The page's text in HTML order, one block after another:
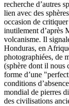
recherche d’autres
lien avec des
occasion de
inutilement d’après
volcanisme. Il
Honduras, en
photographiées, de
(sphère dont il nous
forme d’une
conditions
mondial de pierres
des civilisations